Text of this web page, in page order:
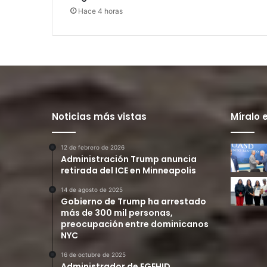
Hace 4 horas
Noticias más vistas
12 de febrero de 2026
Administración Trump anuncia
retirada del ICE en Minneapolis
14 de agosto de 2025
Gobierno de Trump ha arrestado
más de 300 mil personas,
preocupación entre dominicanos
NYC
16 de octubre de 2025
Míralo